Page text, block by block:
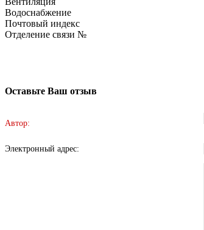
Водоснабжение
Почтовый индекс
Отделение связи №
Оставьте Ваш отзыв
Автор:
Электронный адрес: